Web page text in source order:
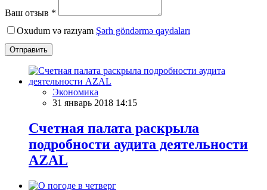
Ваш отзыв *
Oxudum və razıyam Şərh göndərmə qaydaları
Отправить
Экономика
31 январь 2018 14:15
Счетная палата раскрыла
подробности аудита деятельности
AZAL